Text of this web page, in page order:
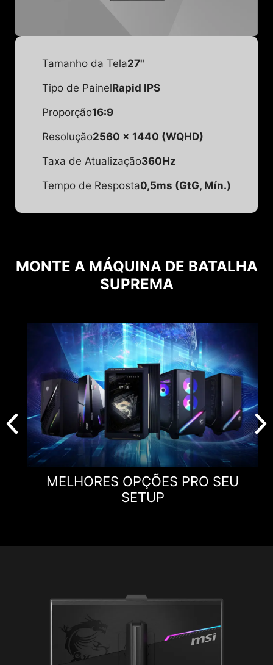
Tamanho da Tela27"
Tipo de PainelRapid IPS
Proporção16:9
Resolução2560 x 1440 (WQHD)
Taxa de Atualização360Hz
Tempo de Resposta0,5ms (GtG, Mín.)
MONTE A MÁQUINA DE BATALHA
SUPREMA
MELHORES OPÇÕES PRO SEU
SETUP